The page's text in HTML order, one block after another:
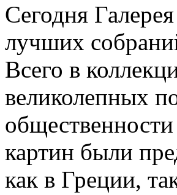
Сегодня
лучших
Всего в
великолепных
картин были
как в Греции,